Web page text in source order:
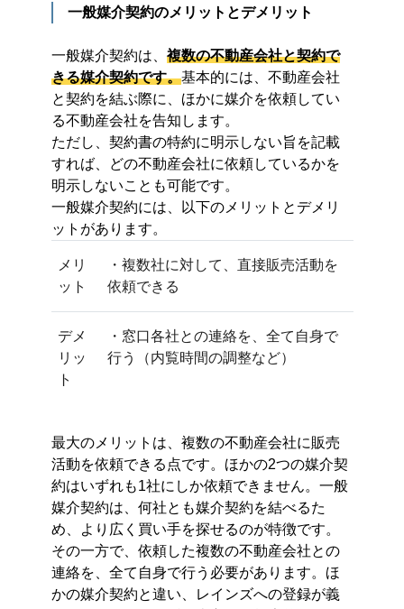
一般媒介契約のメリットとデメリット
一般媒介契約は、 複数の不動産会社と契約で
きる媒介契約です。基本的には、不動産会社
と契約を結ぶ際に、ほかに媒介を依頼してい
る不動産会社を告知します。
ただし、契約書の特約に明示しない旨を記載
すれば、どの不動産会社に依頼しているかを
明示しないことも可能です。
一般媒介契約には、以下のメリットとデメリ
ットがあります。
メリ
ット
・複数社に対して、直接販売活動を
依頼できる
デメ
リッ
ト
・窓口各社との連絡を、全て自身で
行う（内覧時間の調整など）
最大のメリットは、複数の不動産会社に販売
活動を依頼できる点です。ほかの2つの媒介契
約はいずれも1社にしか依頼できません。一般
媒介契約は、何社とも媒介契約を結べるた
め、より広く買い手を探せるのが特徴です。
その一方で、依頼した複数の不動産会社との
連絡を、全て自身で行う必要があります。ほ
かの媒介契約と違い、レインズへの登録が義